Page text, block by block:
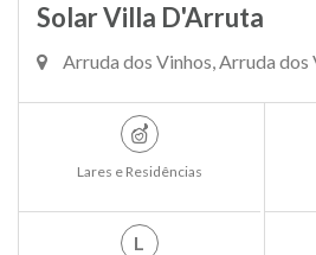
Solar Villa D'Arruta
Arruda dos Vinhos, Arruda dos
Lares e Residências
L